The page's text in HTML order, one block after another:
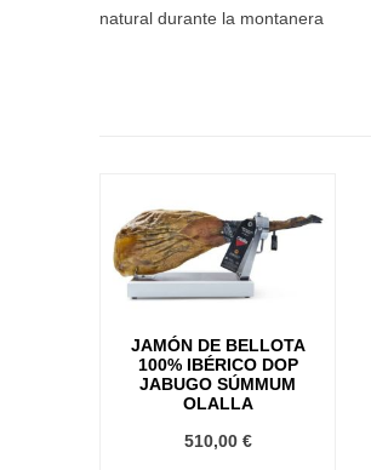
natural durante la montanera
JAMÓN DE BELLOTA
100% IBÉRICO DOP
JABUGO SÚMMUM
OLALLA
510,00 €